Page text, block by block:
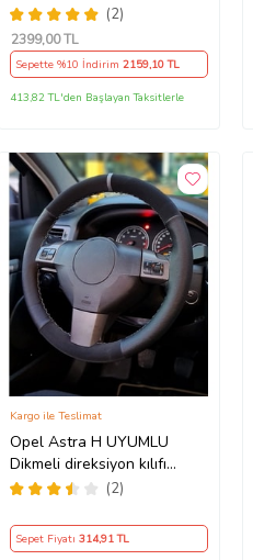
Takım (2009-2014) İthal
Üretim
(2)
2399,00 TL
Sepette %10 İndirim 2159,10 TL
413,82 TL'den Başlayan Taksitlerle
Opel Astra H UYUMLU
Dikmeli direksiyon kılıfı
noktalı alkantra gri yüzüklü (
(2)
Kargo ile Teslimat
Sepet Fiyatı 314,91 TL